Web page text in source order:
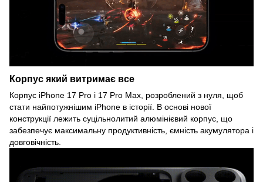
Корпус який витримає все
Корпус iPhone 17 Pro і 17 Pro Max, розроблений з нуля, щоб
стати найпотужнішим iPhone в історії. В основі нової
конструкції лежить суцільнолитий алюмінієвий корпус, що
забезпечує максимальну продуктивність, ємність акумулятора і
довговічність.